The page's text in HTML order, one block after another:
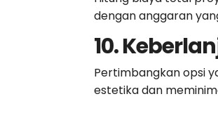
dengan anggaran
10.
Pertimbangkan opsi
estetika dan